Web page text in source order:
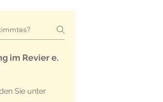
im Revier e.
Sie unter